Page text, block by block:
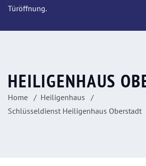
Türöffnung.
HEILIGENHAUS
Home
Heiligenhaus
Schlüsseldienst Heiligenhaus Oberstadt